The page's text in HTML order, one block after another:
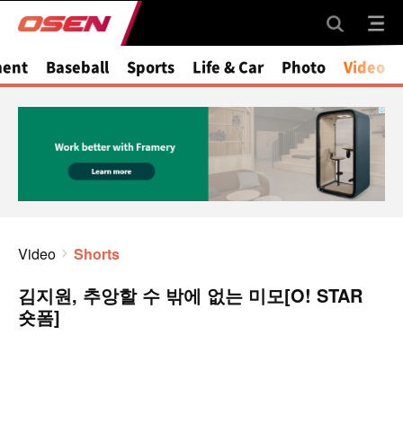
Baseball Sports Life & Car Photo Video
Video Shorts
김지원, 추앙할 수 밖에 없는 미모[O! STAR
숏폼]